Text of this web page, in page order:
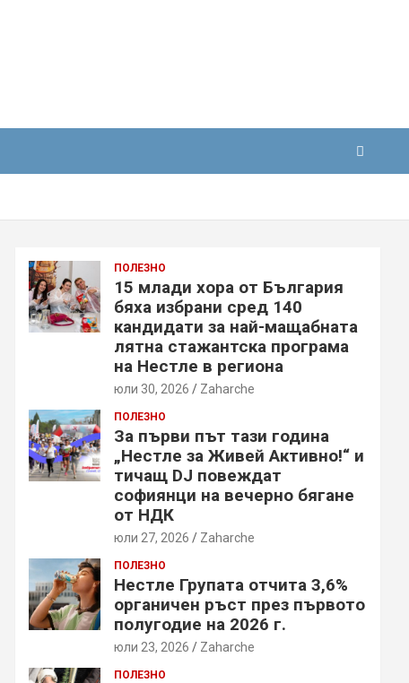
ПОЛЕЗНО
15 млади хора от България
бяха избрани сред 140
кандидати за най-мащабната
лятна стажантска програма
на Нестле в региона
юли 30, 2026 Zaharche
ПОЛЕЗНО
За първи път тази година
„Нестле за Живей Активно!“ и
тичащ DJ повеждат
софиянци на вечерно бягане
от НДК
юли 27, 2026 Zaharche
ПОЛЕЗНО
Нестле Групата отчита 3,6%
органичен ръст през първото
полугодие на 2026 г.
юли 23, 2026 Zaharche
ПОЛЕЗНО